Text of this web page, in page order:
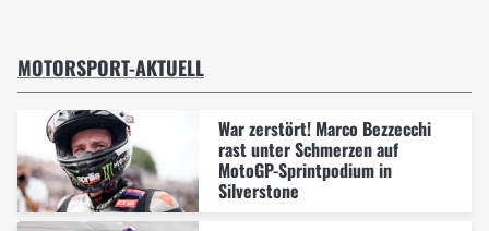
MOTORSPORT-AKTUELL
War zerstört! Marco Bezzecchi
rast unter Schmerzen auf
MotoGP-Sprintpodium in
Silverstone